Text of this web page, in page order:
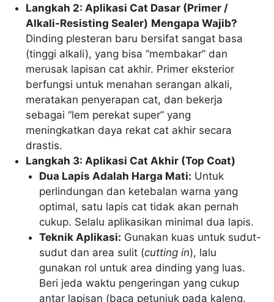
Langkah 2: Aplikasi Cat Dasar (Primer /
Alkali-Resisting Sealer) Mengapa Wajib?
Dinding plesteran baru bersifat sangat basa
(tinggi alkali), yang bisa “membakar” dan
merusak lapisan cat akhir. Primer eksterior
berfungsi untuk menahan serangan alkali,
meratakan penyerapan cat, dan bekerja
sebagai “lem perekat super” yang
meningkatkan daya rekat cat akhir secara
drastis.
Langkah 3: Aplikasi Cat Akhir (Top Coat)
Dua Lapis Adalah Harga Mati: Untuk
perlindungan dan ketebalan warna yang
optimal, satu lapis cat tidak akan pernah
cukup. Selalu aplikasikan minimal dua lapis.
Teknik Aplikasi: Gunakan kuas untuk sudut-
sudut dan area sulit (cutting in), lalu
gunakan rol untuk area dinding yang luas.
Beri jeda waktu pengeringan yang cukup
antar lapisan (baca petunjuk pada kaleng,